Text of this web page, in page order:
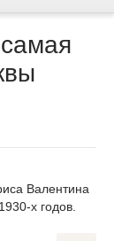
Валентина
х годов.